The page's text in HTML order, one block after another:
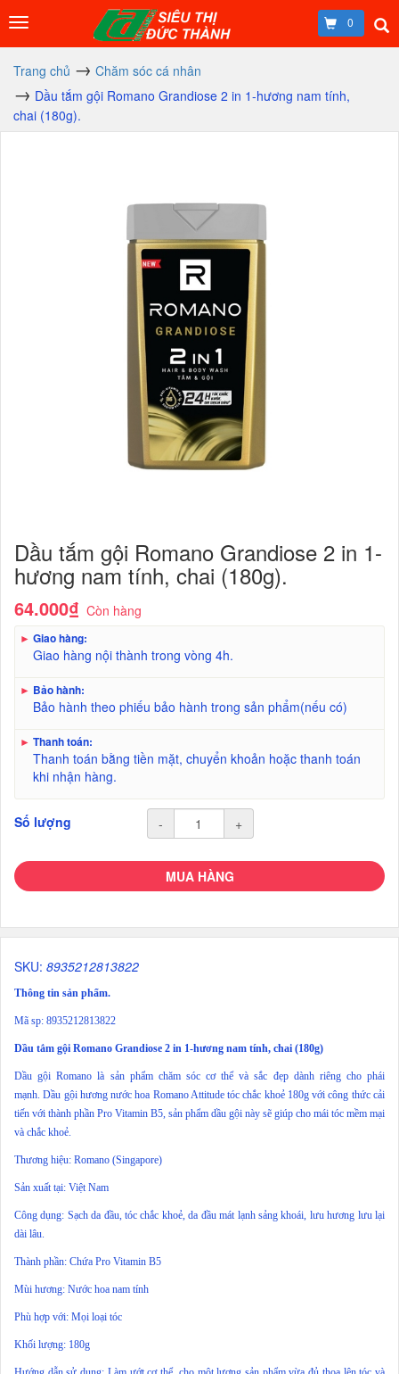
0
Trang chủ
Chăm sóc cá nhân
Dầu tắm gội Romano Grandiose 2 in 1-hương nam tính,
chai (180g).
Dầu tắm gội Romano Grandiose 2 in 1-
hương nam tính, chai (180g).
64.000₫ Còn hàng
► Giao hàng:
Giao hàng nội thành trong vòng 4h.
► Bảo hành:
Bảo hành theo phiếu bảo hành trong sản phẩm(nếu có)
► Thanh toán:
Thanh toán bằng tiền mặt, chuyển khoản hoặc thanh toán
khi nhận hàng.
Số lượng - +
MUA HÀNG
SKU: 8935212813822
Thông tin sản phẩm.
Mã sp: 8935212813822
Dầu tắm gội Romano Grandiose 2 in 1-hương nam tính, chai (180g)
Dầu gội Romano là sản phẩm chăm sóc cơ thể và sắc đẹp dành riêng cho phái
mạnh. Dầu gội hương nước hoa Romano Attitude tóc chắc khoẻ 180g với công thức cải
tiến với thành phần Pro Vitamin B5, sản phẩm dầu gội này sẽ giúp cho mái tóc mềm mại
và chắc khoẻ.
Thương hiệu: Romano (Singapore)
Sản xuất tại: Việt Nam
Công dụng: Sạch da đầu, tóc chắc khoẻ, da đầu mát lạnh sảng khoái, lưu hương lưu lại
dài lâu.
Thành phần: Chứa Pro Vitamin B5
Mùi hương: Nước hoa nam tính
Phù hợp với: Mọi loại tóc
Khối lượng: 180g